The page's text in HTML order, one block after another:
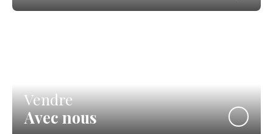
Vendre
Avec nous